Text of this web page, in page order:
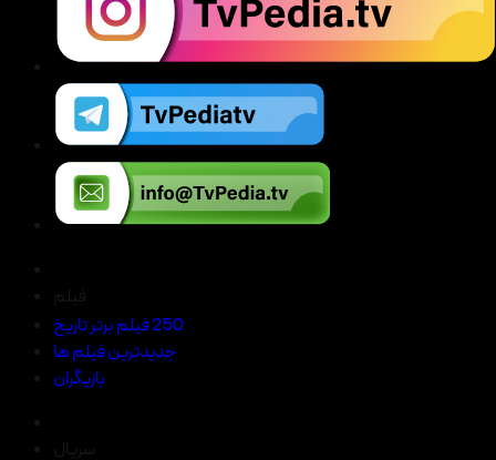
250 فیلم برتر تاریخ
جدیدترین فیلم ها
بازیگران